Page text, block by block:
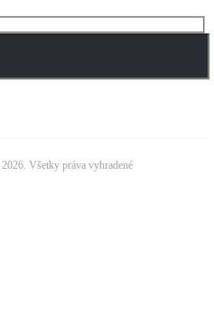
2026. Všetky práva vyhradené